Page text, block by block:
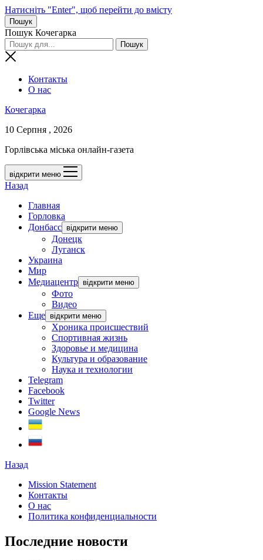
Натисніть "Enter", щоб перейти до вмісту
Пошук
Пошук Кочегарка
Контакты
О нас
Кочегарка
10 Серпня , 2026
Горлівська міська онлайн-газета
відкрити меню
Назад
Главная
Горловка
Донбасс відкрити меню
Донецк
Луганск
Украина
Мир
Медиацентр відкрити меню
Фото
Видео
Еще відкрити меню
Хроника происшествий
Спортивная жизнь
Здоровье и медицина
Культура и образование
Наука и технологии
Telegram
Facebook
Twitter
Google News
Назад
Mission Statement
Контакты
О нас
Политика конфиденциальности
Последние новости